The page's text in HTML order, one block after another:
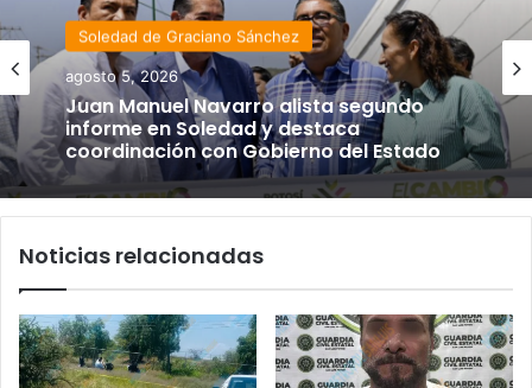
Soledad de Graciano Sánchez
agosto 5, 2026
Juan Manuel Navarro alista segundo
informe en Soledad y destaca
coordinación con Gobierno del Estado
Noticias relacionadas